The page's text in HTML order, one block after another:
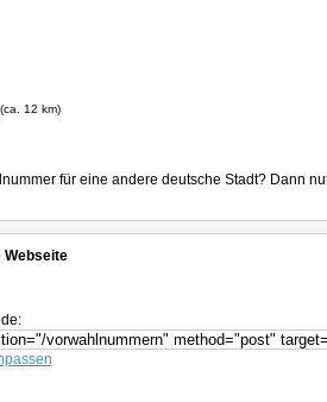
(ca. 12 km)
für eine andere deutsche Stadt? Dann
Webseite